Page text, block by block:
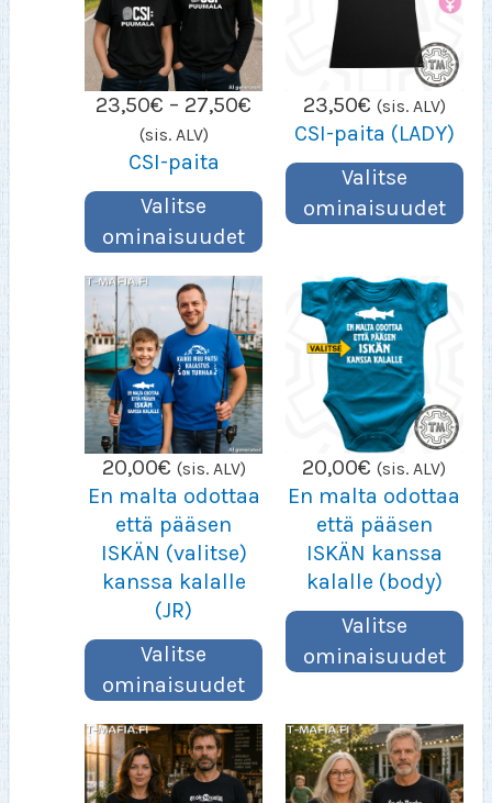
23,50€ – 27,50€ Hintaluokka:
23,50€
27,50€
(sis. ALV)
CSI-paita
Valitse
ominaisuudet
23,50€ (sis. ALV)
CSI-paita (LADY)
Valitse
ominaisuudet
20,00€ (sis. ALV)
En malta odottaa
että pääsen
ISKÄN (valitse)
kanssa kalalle
(JR)
Valitse
ominaisuudet
20,00€ (sis. ALV)
En malta odottaa
että pääsen
ISKÄN kanssa
kalalle (body)
Valitse
ominaisuudet